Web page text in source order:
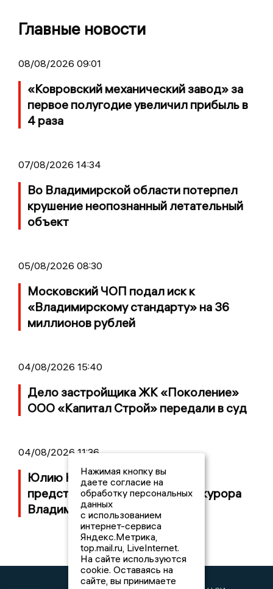
Главные новости
08/08/2026 09:01
«Ковровский механический завод» за
первое полугодие увеличил прибыль в
4 раза
07/08/2026 14:34
Во Владимирской области потерпел
крушение неопознанный летательный
объект
05/08/2026 08:30
Московский ЧОП подал иск к
«Владимирскому стандарту» на 36
миллионов рублей
04/08/2026 15:40
Дело застройщика ЖК «Поколение»
ООО «Капитал Строй» передали в суд
04/08/2026 11:36
Юлию Калистову официально
представили в должности прокурора
Владимирской области
Нажимая кнопку вы
даете согласие на
обработку персональных
данных
с использованием
интернет-сервиса
Яндекс.Метрика,
top.mail.ru, LiveInternet.
На сайте используются
cookie. Оставаясь на
сайте, вы принимаете